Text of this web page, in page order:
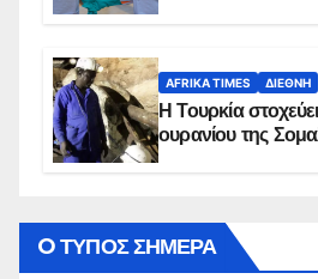
AFRIKA TIMES ΔΙΕΘΝΉ
Η Τουρκία
ουρανίου της
O ΤΥΠΟΣ ΣΗΜΕΡΑ